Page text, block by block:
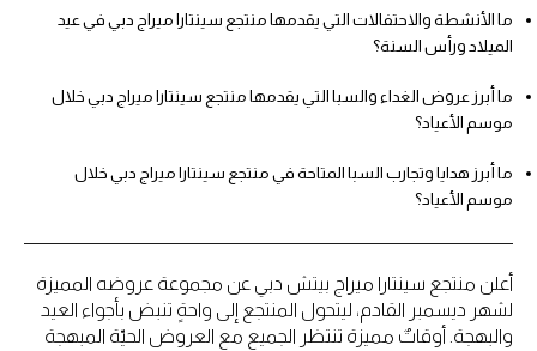
ما الأنشطة والاحتفالات التي يقدمها منتجع سينتارا ميراج دبي في عيد
الميلاد ورأس السنة؟
ما أبرز عروض الغداء والسبا التي يقدمها منتجع سينتارا ميراج دبي خلال
موسم الأعياد؟
ما أبرز هدايا وتجارب السبا المتاحة في منتجع سينتارا ميراج دبي خلال
موسم الأعياد؟
أعلن منتجع سينتارا ميراج بيتش دبي عن مجموعة عروضه المميزة
لشهر ديسمبر القادم، ليتحول المنتجع إلى واحةٍ تنبض بأجواء العيد
والبهجة. أوقاتٌ مميزة تنتظر الجميع مع العروض الحيّة المبهجة